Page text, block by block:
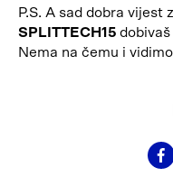
P.S. A sad dobra vijest
SPLITTECH15 dobivaš
Nema na čemu i